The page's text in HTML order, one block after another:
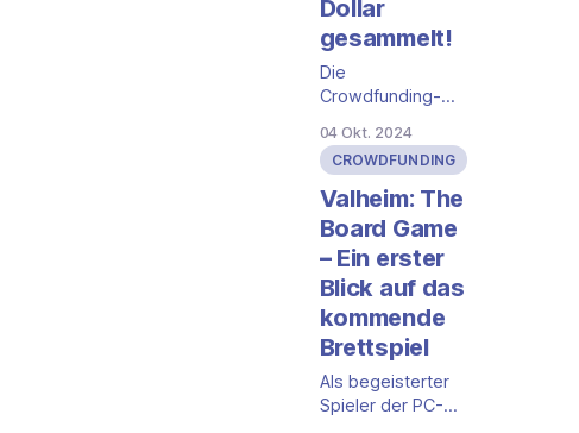
Dollar
gesammelt!
Die
Crowdfunding-
Valheim Brettspiel
auf Gamefound
ist ein wahrer
Erfolg! Innerhalb
kurzer Zeit hat
das Projekt die
beeindruckende
Summe von über
1.000.000 Dollar
eingesammelt,
unterstützt von
tausenden
04 Okt. 2024
CROWDFUNDING
Valheim: The
Board Game
– Ein erster
Blick auf das
kommende
Brettspiel
Als begeisterter
Spieler der PC-